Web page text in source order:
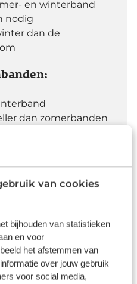
van cookies
bijhouden van statistieken
en voor
het afstemmen van
over jouw gebruik
voor social media,
en winterband
nodig
dan de
dan zomerbanden